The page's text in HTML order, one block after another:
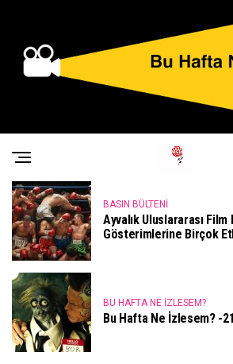
BASIN BÜLTENI
Ayvalık Uluslararası
Gösterimlerine Birçok
BU HAFTA NE İZLESEM?
Bu Hafta Ne İzlesem? -